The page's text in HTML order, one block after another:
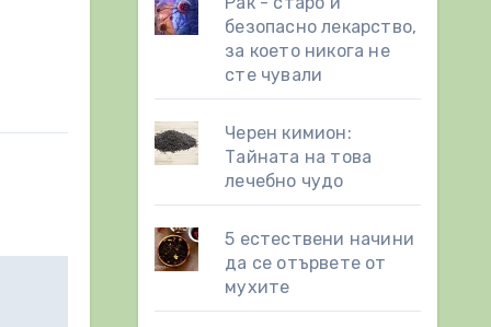
безопасно лекарство,
за което никога не
сте чували
Черен кимион:
Тайната на това
лечебно чудо
5 естествени начини
да се отървете от
мухите